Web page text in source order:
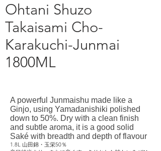
Ohtani Shuzo
Takaisami Cho-
Karakuchi-Junmai
1800ML
A powerful Junmaishu made like a
Ginjo, using Yamadanishiki polished
down to 50%. Dry with a clean finish
and subtle aroma, it is a good solid
Saké with breadth and depth of flavour
1.8L 山田錦・玉栄50％